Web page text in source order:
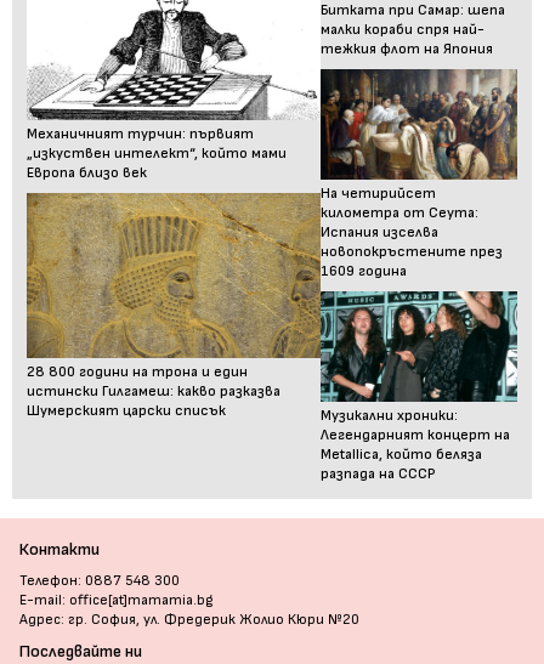
Механичният турчин: първият
„изкуствен интелект“, който мами
Европа близо век
28 800 години на трона и един
истински Гилгамеш: какво разказва
Шумерският царски списък
Битката при Самар: шепа
малки кораби спря най-
тежкия флот на Япония
На четирийсет
километра от Сеута:
Испания изселва
новопокръстените през
1609 година
Музикални хроники:
Легендарният концерт на
Metallica, който беляза
разпада на СССР
Контакти
Телефон: 0887 548 300
E-mail: office[at]mamamia.bg
Адрес: гр. София, ул. Фредерик Жолио Кюри №20
Последвайте ни